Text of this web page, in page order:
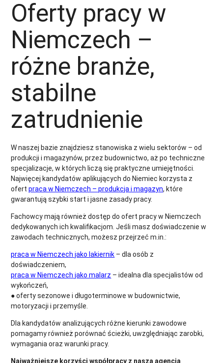
Oferty pracy w
Niemczech –
różne branże,
stabilne
zatrudnienie
W naszej bazie znajdziesz stanowiska z wielu sektorów – od
produkcji i magazynów, przez budownictwo, aż po techniczne
specjalizacje, w których liczą się praktyczne umiejętności.
Najwięcej kandydatów aplikujących do Niemiec korzysta z
ofertpraca w Niemczech – produkcja i magazyn, które
gwarantują szybki start i jasne zasady pracy.
Fachowcy mają również dostęp do ofert pracy w Niemczech
dedykowanych ich kwalifikacjom. Jeśli masz doświadczenie w
zawodach technicznych, możesz przejrzeć m.in.:
praca w Niemczech jako lakiernik – dla osób z
doświadczeniem,
praca w Niemczech jako malarz – idealna dla specjalistów od
wykończeń,
● oferty sezonowe i długoterminowe w budownictwie,
motoryzacji i przemyśle.
Dla kandydatów analizujących różne kierunki zawodowe
pomagamy również porównać ścieżki, uwzględniając zarobki,
wymagania oraz warunki pracy.
Najważniejsze korzyści współpracy z naszą agencja